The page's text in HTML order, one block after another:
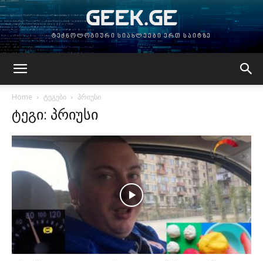
GEEK.GE
ტექნოლოგიური სიახლეები ერთ საიტზე
Home ტეგები პრიუსი
ტეგი: პრიუსი